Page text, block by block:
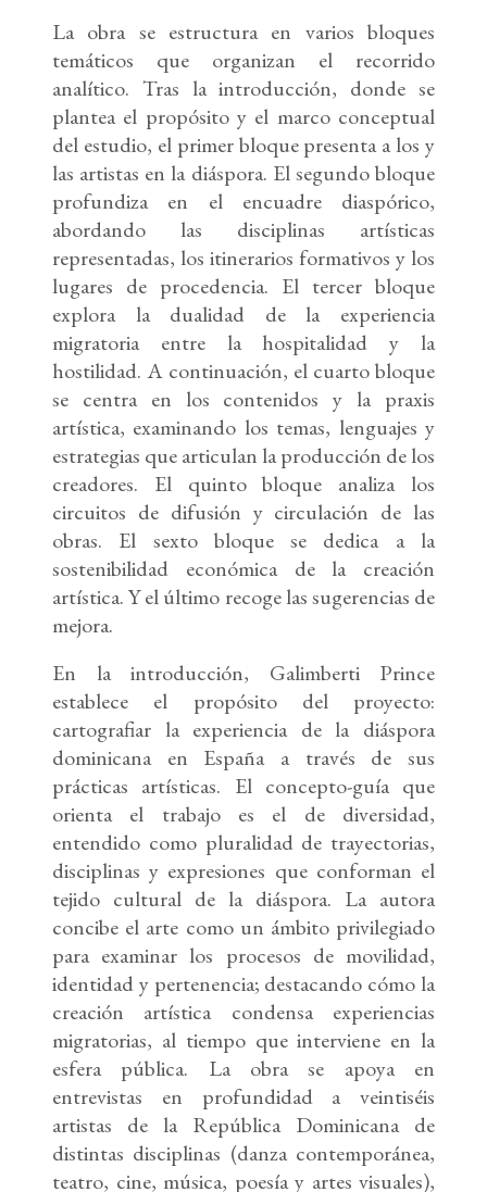
La obra se estructura en varios bloques
temáticos que organizan el recorrido
analítico. Tras la introducción, donde se
plantea el propósito y el marco conceptual
del estudio, el primer bloque presenta a los y
las artistas en la diáspora. El segundo bloque
profundiza en el encuadre diaspórico,
abordando las disciplinas artísticas
representadas, los itinerarios formativos y los
lugares de procedencia. El tercer bloque
explora la dualidad de la experiencia
migratoria entre la hospitalidad y la
hostilidad. A continuación, el cuarto bloque
se centra en los contenidos y la praxis
artística, examinando los temas, lenguajes y
estrategias que articulan la producción de los
creadores. El quinto bloque analiza los
circuitos de difusión y circulación de las
obras. El sexto bloque se dedica a la
sostenibilidad económica de la creación
artística. Y el último recoge las sugerencias de
mejora.
En la introducción, Galimberti Prince
establece el propósito del proyecto:
cartografiar la experiencia de la diáspora
dominicana en España a través de sus
prácticas artísticas. El concepto-guía que
orienta el trabajo es el de diversidad,
entendido como pluralidad de trayectorias,
disciplinas y expresiones que conforman el
tejido cultural de la diáspora. La autora
concibe el arte como un ámbito privilegiado
para examinar los procesos de movilidad,
identidad y pertenencia; destacando cómo la
creación artística condensa experiencias
migratorias, al tiempo que interviene en la
esfera pública. La obra se apoya en
entrevistas en profundidad a veintiséis
artistas de la República Dominicana de
distintas disciplinas (danza contemporánea,
teatro, cine, música, poesía y artes visuales),